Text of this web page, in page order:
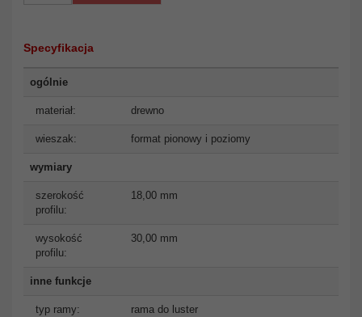
Specyfikacja
ogólnie
materiał: drewno
wieszak: format pionowy i poziomy
wymiary
szerokość
profilu:
18,00 mm
wysokość
profilu:
30,00 mm
inne funkcje
typ ramy: rama do luster